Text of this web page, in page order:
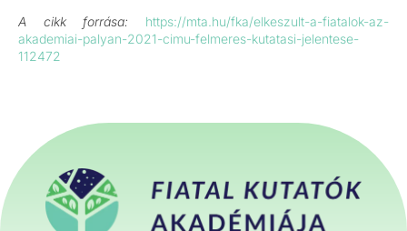
A cikk forrása:
https://mta.hu/fka/elkeszult-a-fiatalok-az-
akademiai-palyan-2021-cimu-felmeres-kutatasi-jelentese-
112472